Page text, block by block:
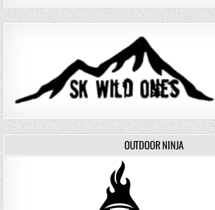
OUTDOOR NINJA